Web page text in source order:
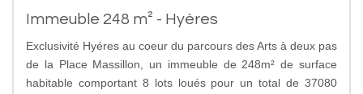
Immeuble 248 m² - Hyères
Exclusivité Hyéres au coeur du parcours des Arts à deux pas
de la Place Massillon, un immeuble de 248m² de surface
habitable comportant 8 lots loués pour un total de 37080